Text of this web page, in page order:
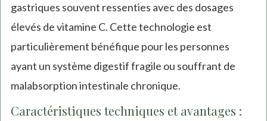
is
external)
gastriques souvent ressenties avec des dosages
élevés de vitamine C. Cette technologie est
particulièrement bénéfique pour les personnes
ayant un système digestif fragile ou souffrant de
malabsorption intestinale chronique.
Caractéristiques techniques et avantages :